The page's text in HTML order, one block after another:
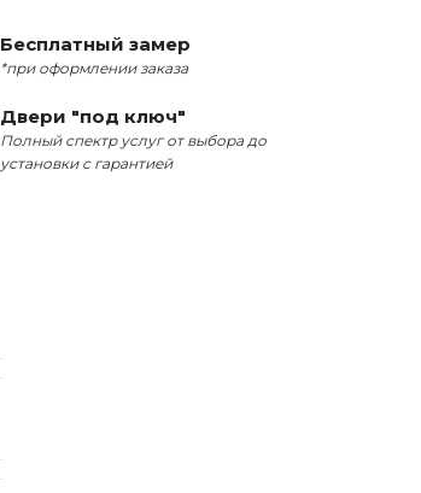
Бесплатный замер
*при оформлении заказа
Двери "под ключ"
Полный спектр услуг от выбора до
установки с гарантией